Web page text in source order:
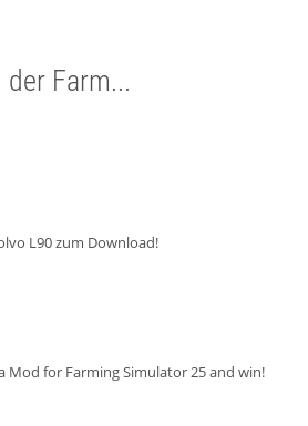
Farm...
L90 zum Download!
Mod for Farming Simulator 25 and win!